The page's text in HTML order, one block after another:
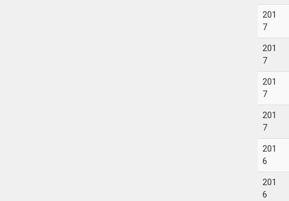
201
7
201
7
201
7
201
7
201
6
201
6